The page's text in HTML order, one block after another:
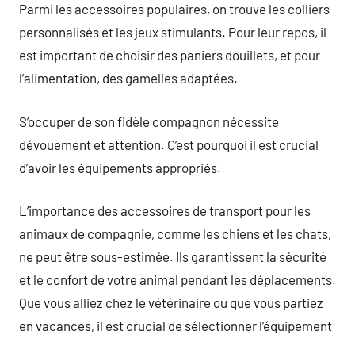
Parmi les accessoires populaires, on trouve les colliers
personnalisés et les jeux stimulants. Pour leur repos, il
est important de choisir des paniers douillets, et pour
l’alimentation, des gamelles adaptées.
S’occuper de son fidèle compagnon nécessite
dévouement et attention. C’est pourquoi il est crucial
d’avoir les équipements appropriés.
L’importance des accessoires de transport pour les
animaux de compagnie, comme les chiens et les chats,
ne peut être sous-estimée. Ils garantissent la sécurité
et le confort de votre animal pendant les déplacements.
Que vous alliez chez le vétérinaire ou que vous partiez
en vacances, il est crucial de sélectionner l’équipement